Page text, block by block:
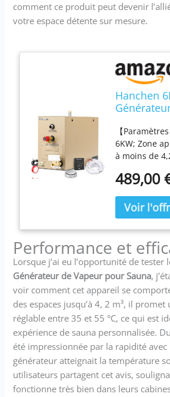
comment ce produit peut devenir
votre espace détente sur mesure.
Hanchen
Turque
35-55 °C
10min-12h
【
6KW; Zone
à moins de
Puissance:
4,2 m³;
【Régulateur
plage de
est de 30
heures. La
de la
55 ° C. La
minutage
rebours. 【
de l'heure】:
sous
bouton de
température
température,
sur le bouton
489,00
Performance et
Lorsque j’ai eu l’opportunité de tester
Générateur de Vapeur pour Sauna,
voir comment cet appareil se
des espaces jusqu’à 4, 2 m³, il
réglable entre 35 et 55 °C, ce qui est
expérience de sauna personnalisée.
été impressionnée par la rapidité avec
générateur atteignait la température
utilisateurs partagent cet avis,
fonctionne très bien dans leurs